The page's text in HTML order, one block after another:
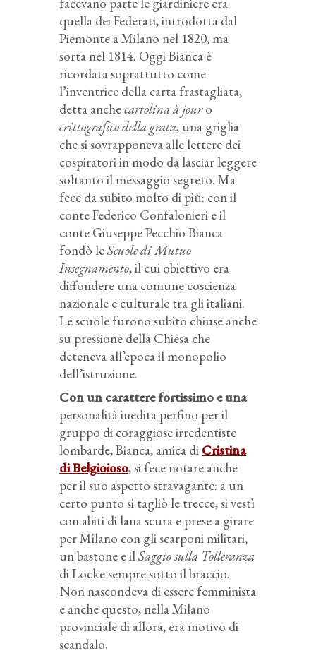
quella dei Federati, introdotta dal
Piemonte a Milano nel 1820, ma
sorta nel 1814. Oggi Bianca è
ricordata soprattutto come
l’inventrice della carta frastagliata,
detta anchecartolina à jouro
crittografico della grata, una griglia
che si sovrapponeva alle lettere dei
cospiratori in modo da lasciar leggere
soltanto il messaggio segreto. Ma
fece da subito molto di più: con il
conte Federico Confalonieri e il
conte Giuseppe Pecchio Bianca
fondò leScuole di Mutuo
Insegnamento, il cui obiettivo era
diffondere una comune coscienza
nazionale e culturale tra gli italiani.
Le scuole furono subito chiuse anche
su pressione della Chiesa che
deteneva all’epoca il monopolio
dell’istruzione.
Con un carattere fortissimo e una
personalità inedita perfino per il
gruppo di coraggiose irredentiste
lombarde, Bianca, amica di Cristina
di Belgioioso, si fece notare anche
per il suo aspetto stravagante: a un
certo punto si tagliò le trecce, si vestì
con abiti di lana scura e prese a girare
per Milano con gli scarponi militari,
un bastone e ilSaggio sulla Tolleranza
di Locke sempre sotto il braccio.
Non nascondeva di essere femminista
e anche questo, nella Milano
provinciale di allora, era motivo di
scandalo.